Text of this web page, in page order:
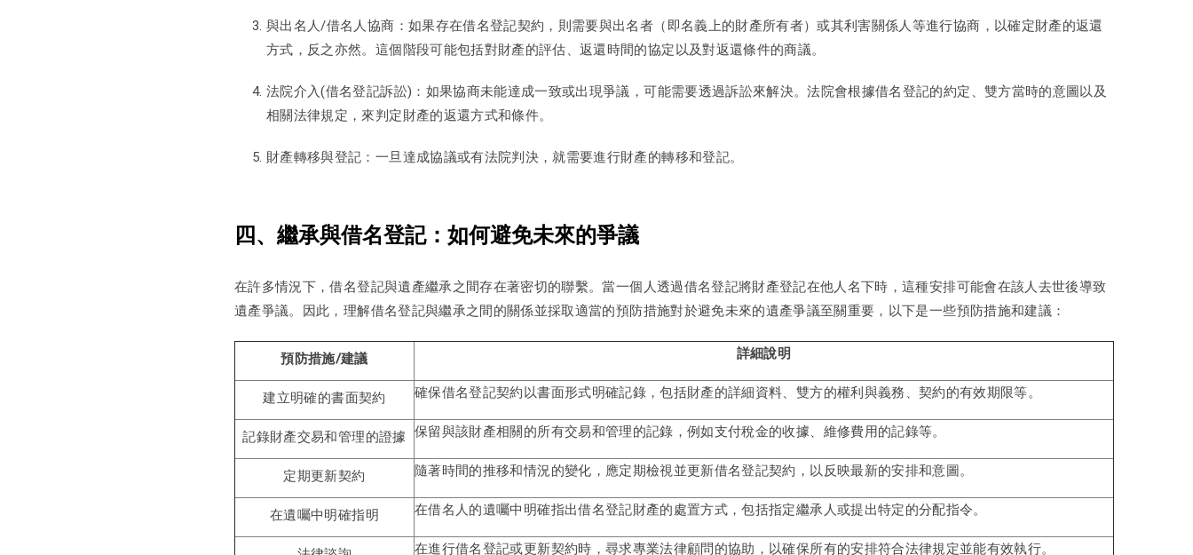
與出名人/借名人協商：如果存在借名登記契約，則需要與出名者（即名義上的財產所有者）或其利害關係人等進行協商，以確定財產的返還
方式，反之亦然。這個階段可能包括對財產的評估、返還時間的協定以及對返還條件的商議。
法院介入(借名登記訴訟)：如果協商未能達成一致或出現爭議，可能需要透過訴訟來解決。法院會根據借名登記的約定、雙方當時的意圖以及
相關法律規定，來判定財產的返還方式和條件。
財產轉移與登記：一旦達成協議或有法院判決，就需要進行財產的轉移和登記。
四、繼承與借名登記：如何避免未來的爭議
在許多情況下，借名登記與遺產繼承之間存在著密切的聯繫。當一個人透過借名登記將財產登記在他人名下時，這種安排可能會在該人去世後導致
遺產爭議。因此，理解借名登記與繼承之間的關係並採取適當的預防措施對於避免未來的遺產爭議至關重要，以下是一些預防措施和建議：
預防措施/建議 詳細說明
建立明確的書面契約 確保借名登記契約以書面形式明確記錄，包括財產的詳細資料、雙方的權利與義務、契約的有效期限等。
記錄財產交易和管理的證據 保留與該財產相關的所有交易和管理的記錄，例如支付稅金的收據、維修費用的記錄等。
定期更新契約 隨著時間的推移和情況的變化，應定期檢視並更新借名登記契約，以反映最新的安排和意圖。
在遺囑中明確指明 在借名人的遺囑中明確指出借名登記財產的處置方式，包括指定繼承人或提出特定的分配指令。
在進行借名登記或更新契約時，尋求專業法律顧問的協助，以確保所有的安排符合法律規定並能有效執行。